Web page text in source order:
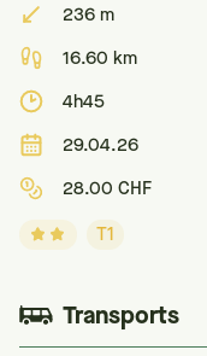
236 m
16.60 km
4h45
29.04.26
28.00 CHF
T1
Transports